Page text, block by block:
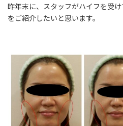
昨年末に、スタッフがハイフを受
をご紹介したいと思います。